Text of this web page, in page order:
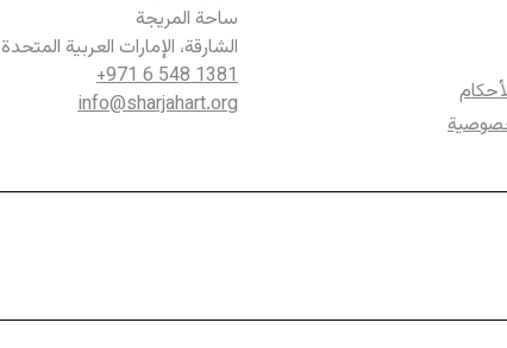
ساحة المريجة
الشارقة، الإمارات العربية المتحدة
+971 6 548 1381
info@sharjahart.org